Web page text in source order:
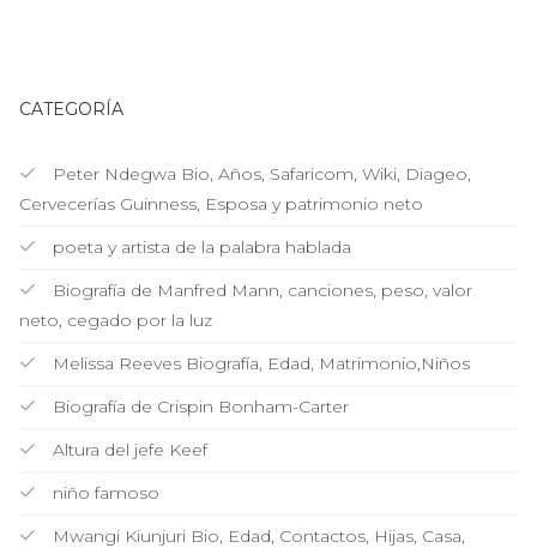
CATEGORÍA
Peter Ndegwa Bio, Años, Safaricom, Wiki, Diageo,
Cervecerías Guinness, Esposa y patrimonio neto
poeta y artista de la palabra hablada
Biografía de Manfred Mann, canciones, peso, valor
neto, cegado por la luz
Melissa Reeves Biografía, Edad, Matrimonio,Niños
Biografía de Crispin Bonham-Carter
Altura del jefe Keef
niño famoso
Mwangi Kiunjuri Bio, Edad, Contactos, Hijas, Casa,